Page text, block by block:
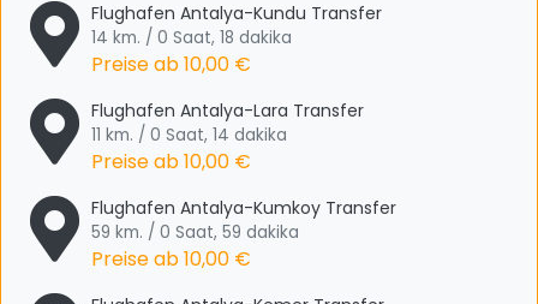
Flughafen Antalya-Kundu Transfer
14 km. / 0 Saat, 18 dakika
Preise ab10,00 €
Flughafen Antalya-Lara Transfer
11 km. / 0 Saat, 14 dakika
Preise ab10,00 €
Flughafen Antalya-Kumkoy Transfer
59 km. / 0 Saat, 59 dakika
Preise ab10,00 €